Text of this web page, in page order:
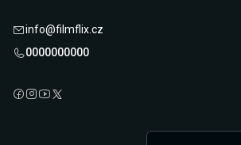
info@filmflix.cz
0000000000